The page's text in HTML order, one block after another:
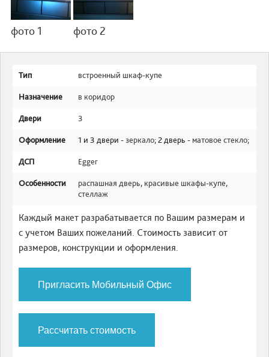
фото 1 фото 2
Тип встроенный шкаф-купе
Назначение в коридор
Двери 3
Оформление 1 и 3 двери -зеркало; 2 дверь - матовое стекло;
ДСП Egger
Особенности распашная дверь, красивые шкафы-купе,
стеллаж
Каждый макет разрабатывается по Вашим размерам и
с учетом Ваших пожеланий. Стоимость зависит от
размеров, конструкции и оформления.
Пригласить Мобильный Офис
Рассчитать стоимость